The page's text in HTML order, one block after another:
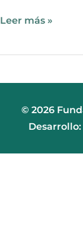
Leer más »
© 2026